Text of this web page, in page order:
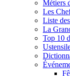
Métiers
Les
Liste
La
Top 10